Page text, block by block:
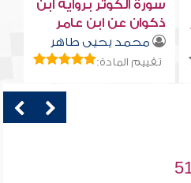
سورة الكوثر برواية ابن
ذكوان عن ابن عامر
محمد يحيى طاهر
تقييم المادة: